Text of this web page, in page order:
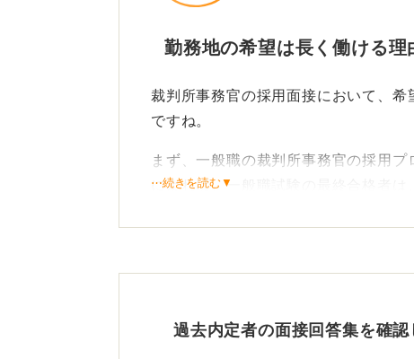
勤務地の希望は長く働ける理
裁判所事務官の採用面接において、
ですね。
まず、一般職の裁判所事務官の採用
によれば、一般職試験の最終合格者は
案されます。
内に推薦（採用）されない場合もあり
⋯続きを読む▼
過去内定者の面接回答集を確